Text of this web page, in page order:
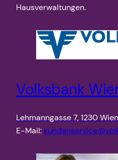
Hausverwaltungen.
Volksbank
Lehmanngasse 7, 1230 Wien
E-Mail: